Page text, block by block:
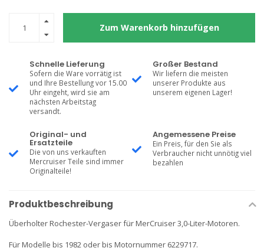
Zum Warenkorb hinzufügen
Schnelle Lieferung
Sofern die Ware vorrätig ist
und Ihre Bestellung vor 15.00
Uhr eingeht, wird sie am
nächsten Arbeitstag
versandt.
Großer Bestand
Wir liefern die meisten
unserer Produkte aus
unserem eigenen Lager!
Original- und
Ersatzteile
Die von uns verkauften
Mercruiser Teile sind immer
Originalteile!
Angemessene Preise
Ein Preis, für den Sie als
Verbraucher nicht unnötig viel
bezahlen
Produktbeschreibung
Überholter Rochester-Vergaser für MerCruiser 3,0-Liter-Motoren.
Für Modelle bis 1982 oder bis Motornummer 6229717.